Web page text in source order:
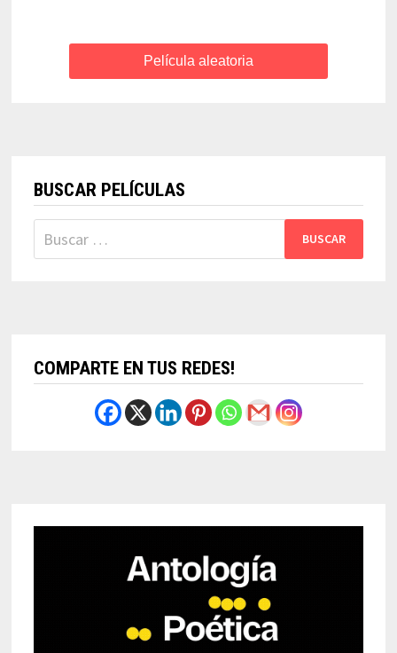
Película aleatoria
BUSCAR PELÍCULAS
Buscar:
COMPARTE EN TUS REDES!